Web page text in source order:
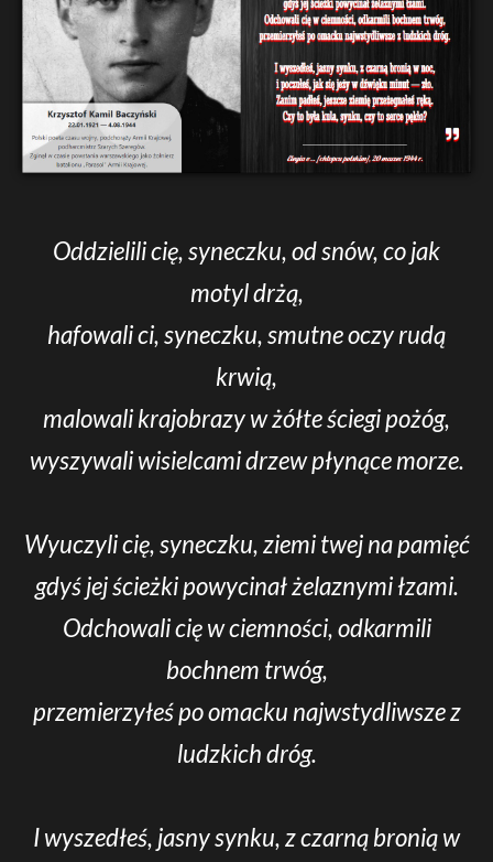
Oddzielili cię, syneczku, od snów, co jak
motyl drżą,
hafowali ci, syneczku, smutne oczy rudą
krwią,
malowali krajobrazy w żółte ściegi pożóg,
wyszywali wisielcami drzew płynące morze.
Wyuczyli cię, syneczku, ziemi twej na pamięć
gdyś jej ścieżki powycinał żelaznymi łzami.
Odchowali cię w ciemności, odkarmili
bochnem trwóg,
przemierzyłeś po omacku najwstydliwsze z
ludzkich dróg.
I wyszedłeś, jasny synku, z czarną bronią w